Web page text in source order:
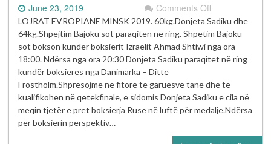
June 23, 2019 Comments Offon
Donjeta
Sadiku
dhe
Shpejtim
sot
paraqiten
në
LOJRAT EVROPIANE MINSK 2019. 60kg.Donjeta Sadiku dhe
64kg.Shpejtim Bajoku sot paraqiten në ring. Shpëtim Bajoku
sot bokson kundër boksierit Izraelit Ahmad Shtiwi nga ora
18:00. Ndërsa nga ora 20:30 Donjeta Sadiku paraqitet në ring
kundër boksieres nga Danimarka – Ditte
Frostholm.Shpresojmë në fitore të garuesve tanë dhe të
kualifikohen në qetekfinale, e sidomis Donjeta Sadiku e cila në
meqin tjetër e pret boksierja Ruse në luftë për medalje.Ndërsa
për boksierin perspektiv…